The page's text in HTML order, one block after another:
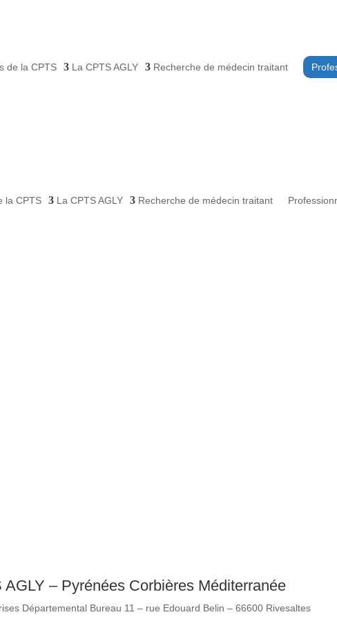
de la CPTS La CPTS AGLY Recherche de médecin traitant
la CPTS La CPTS AGLY Recherche de médecin traitant
AGLY – Pyrénées Corbières Méditerranée
Départemental Bureau 11 – rue Edouard Belin – 66600 Rivesaltes